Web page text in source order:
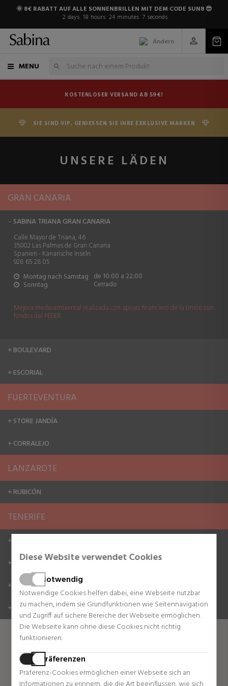
🌞 8€ RABATT AUF ALLE SONNENBRILLEN MIT DEM CODE SUN8 😎
2 days 18 hours 24 minutes 6 seconds
Ändern
MENU
KOSTENLOSER VERSAND AB 59€!
SIE SIND VIP, GENIESSEN SIE IHRE EXKLUSIVE MARKEN
Diese Website verwendet Cookies
Notwendig
Notwendige Cookies helfen dabei, eine Webseite nutzbar
zu machen, indem sie Grundfunktionen wie Seitennavigation
und Zugriff auf sichere Bereiche der Webseite ermöglichen.
Die Webseite kann ohne diese Cookies nicht richtig
funktionieren.
Präferenzen
Präferenz-Cookies ermöglichen einer Webseite sich an
UNSERE LÄDEN
GRAN CANARIA
- SABINA TRIANA GRAN CANARIA
Calle Mayor de Triana, 46
35002 Las Palmas de Gran Canaria
Spanien - Kanarische Inseln
928 65 28 05
Montag nach Samstag de 10:00 a 22:00
Sonntag Cerrado
Mejora medioambiental realizada con apoyo financiero de la Unión con
fondos del FEDER.
+ BOULEVARD
+ ESCORIAL
FUERTEVENTURA
+ STORE JANDÍA
+ CORRALEJO
LANZAROTE
+ RUBICÓN
TENERIFE
+
+ C.C. SIAM MALL TENERIFE
+ IMELDO SERÍS TENERIFE
+ THE DUKE SHOPS
SABINA TRIANA GRAN CANARIA